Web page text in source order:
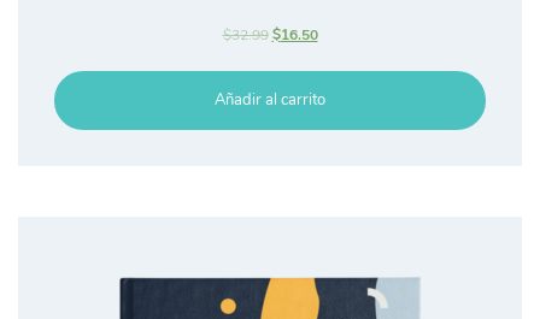
$32.99 $16.50
Añadir al carrito